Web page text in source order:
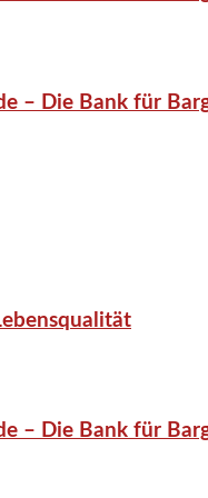
– Die Bank für
– Die Bank für